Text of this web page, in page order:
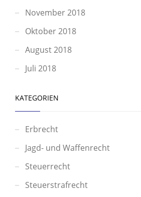
November 2018
Oktober 2018
August 2018
Juli 2018
KATEGORIEN
Erbrecht
Jagd- und Waffenrecht
Steuerrecht
Steuerstrafrecht